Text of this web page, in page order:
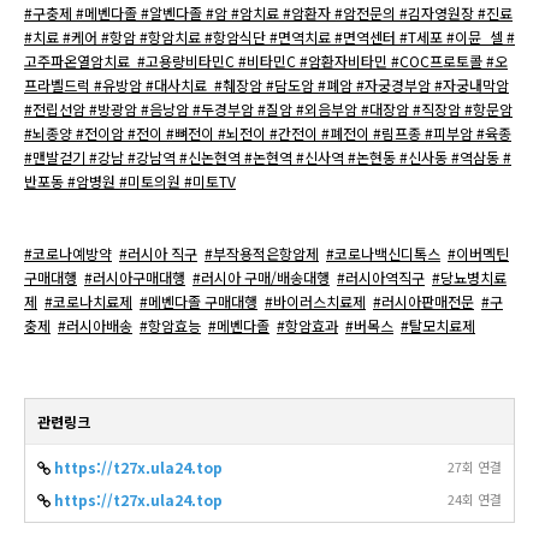
#구충제 #메벤다졸 #알벤다졸 #암 #암치료 #암환자 #암전문의 #김자영원장 #진료
#치료 #케어 #항암 #항암치료 #항암식단 #면역치료 #면역센터 #T세포 #이뮨_셀 #
고주파온열암치료 #고용량비타민C #비타민C #암환자비타민 #COC프로토콜 #오
프라벨드럭 #유방암 #대사치료 #췌장암 #담도암 #폐암 #자궁경부암 #자궁내막암
#전립선암 #방광암 #음낭암 #두경부암 #질암 #외음부암 #대장암 #직장암 #항문암
#뇌종양 #전이암 #전이 #뼈전이 #뇌전이 #간전이 #폐전이 #림프종 #피부암 #육종
#맨발걷기 #강남 #강남역 #신논현역 #논현역 #신사역 #논현동 #신사동 #역삼동 #
반포동 #암병원 #미토의원 #미토TV
#코로나예방약 #러시아 직구 #부작용적은항암제 #코로나백신디톡스 #이버멕틴
구매대행 #러시아구매대행 #러시아 구매/배송대행 #러시아역직구 #당뇨병치료
제 #코로나치료제 #메벤다졸 구매대행 #바이러스치료제 #러시아판매전문 #구
충제 #러시아배송 #항암효능 #메벤다졸 #항암효과 #버목스 #탈모치료제
관련링크
https://t27x.ula24.top 27회 연결
https://t27x.ula24.top 24회 연결